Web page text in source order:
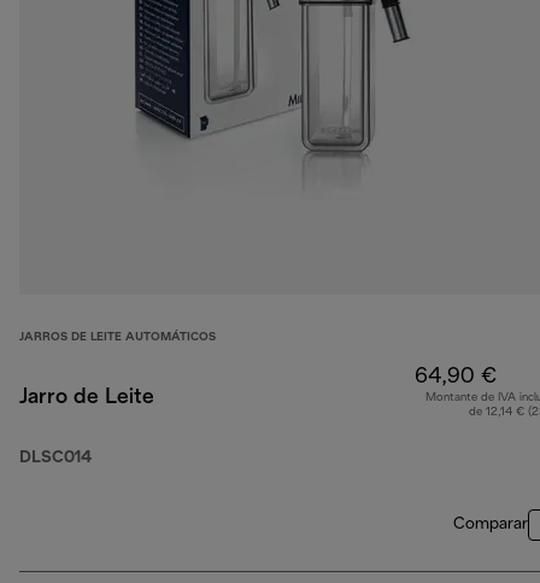
JARROS DE LEITE AUTOMÁTICOS
Jarro de Leite
DLSC014
64,90 €
Montante de IVA
de 12,14 €
Comparar